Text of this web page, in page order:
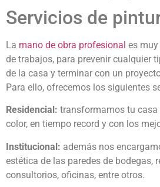
Servicios de
La mano de obra profesional es
de trabajos, para prevenir cualquier
de la casa y terminar con un
Para ello, ofrecemos los siguientes
Residencial: transformamos tu
color, en tiempo record y con los
Institucional: además nos
estética de las paredes de bodegas,
consultorios, oficinas, entre otros.